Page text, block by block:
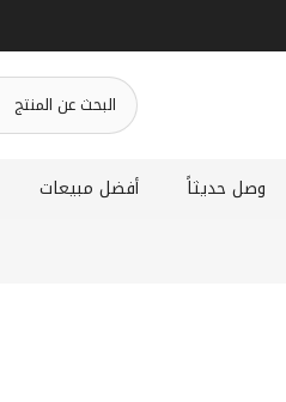
وصل حديثاً أفضل مبيعات